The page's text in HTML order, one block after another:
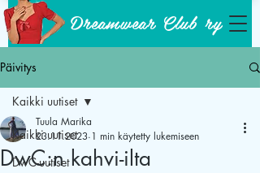
Dreamwear Club ry
Päivitys
Kaikki uutiset
DwC-uutiset
Kaikki uutiset
DwC:n kahvi-ilta
Tuula Marika
23.11.2023 1 min käytetty lukemiseen